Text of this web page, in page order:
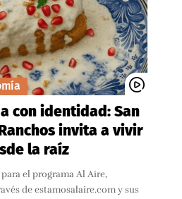
con identidad: San
invita a vivir
la raíz
el programa Al Aire,
de estamosalaire.com y sus